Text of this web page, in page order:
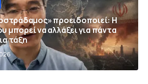
προειδοποιεί: Η
μπορεί να αλλάξει για πάντα
τάξη